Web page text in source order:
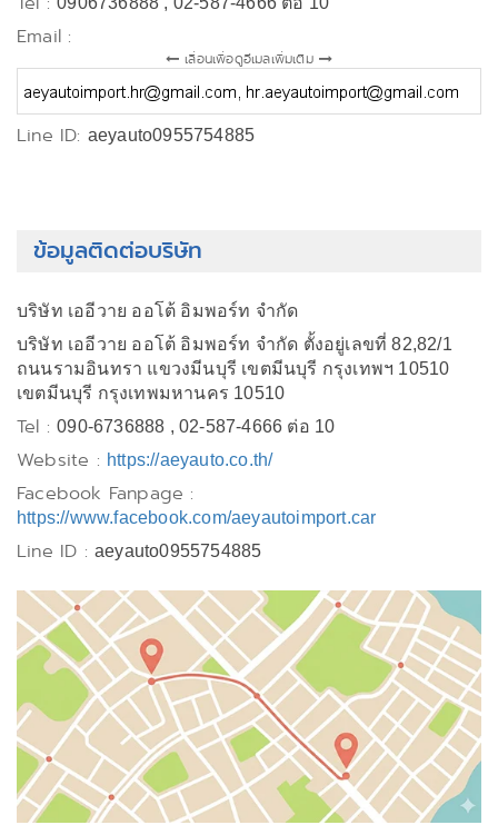
Email :
เลื่อนเพื่อดูอีเมลเพิ่มเติม
Line ID: aeyauto0955754885
ข้อมูลติดต่อบริษัท
บริษัท เออีวาย ออโต้ อิมพอร์ท จำกัด
บริษัท เออีวาย ออโต้ อิมพอร์ท จำกัด ตั้งอยู่เลขที่ 82,82/1
ถนนรามอินทรา แขวงมีนบุรี เขตมีนบุรี กรุงเทพฯ 10510
เขตมีนบุรี กรุงเทพมหานคร 10510
Tel :090-6736888 , 02-587-4666 ต่อ 10
Website : https://aeyauto.co.th/
Facebook Fanpage :
https://www.facebook.com/aeyautoimport.car
Line ID : aeyauto0955754885